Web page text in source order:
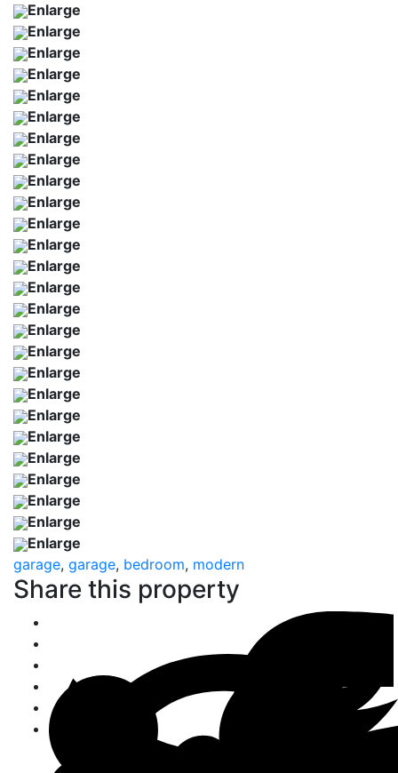
Enlarge
Enlarge
Enlarge
Enlarge
Enlarge
Enlarge
Enlarge
Enlarge
Enlarge
Enlarge
Enlarge
Enlarge
Enlarge
Enlarge
Enlarge
Enlarge
Enlarge
Enlarge
Enlarge
Enlarge
Enlarge
Enlarge
Enlarge
Enlarge
Enlarge
Enlarge
garage, garage, bedroom, modern
Share this property